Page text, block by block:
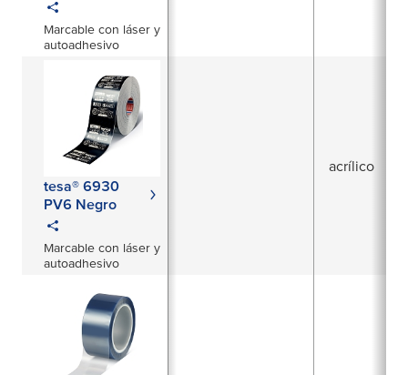
Marcable con láser y
autoadhesivo
tesa® 6930
PV6 Negro
Marcable con láser y
autoadhesivo
acrílico